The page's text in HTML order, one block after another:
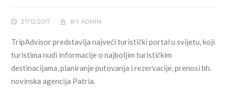
27/12/2017 BY ADMIN
TripAdvisor predstavlja najveći turistički portal u svijetu, koji
turistima nudi informacije o najboljim turističkim
destinacijama, planiranje putovanja i rezervacije, prenosi bh.
novinska agencija Patria.